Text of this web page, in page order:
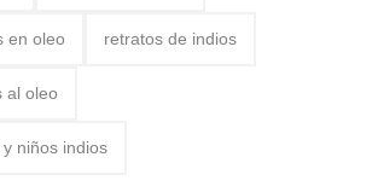
en oleo retratos de indios
al oleo
niños indios